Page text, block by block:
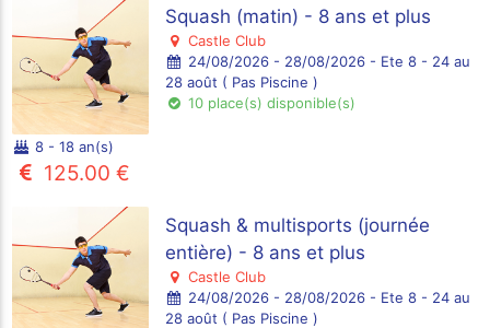
Squash (matin) - 8 ans et plus
Castle Club
24/08/2026 - 28/08/2026 - Ete 8 - 24 au
28 août ( Pas Piscine )
10 place(s) disponible(s)
8 - 18 an(s)
125.00 €
Squash & multisports (journée
entière) - 8 ans et plus
Castle Club
24/08/2026 - 28/08/2026 - Ete 8 - 24 au
28 août ( Pas Piscine )